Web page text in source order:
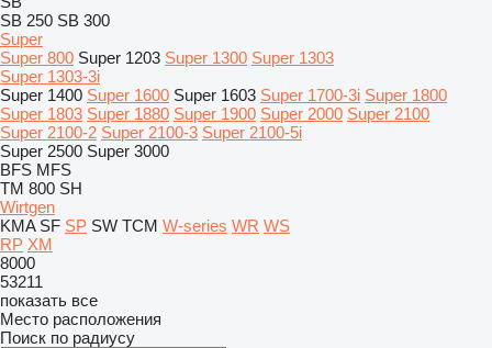
SB 250 SB 300
Super
Super 800 Super 1203 Super 1300 Super 1303
Super 1303-3i
Super 1400 Super 1600 Super 1603 Super 1700-3i Super 1800
Super 1803 Super 1880 Super 1900 Super 2000 Super 2100
Super 2100-2 Super 2100-3 Super 2100-5i
Super 2500 Super 3000
BFS MFS
TM 800 SH
Wirtgen
KMA SF SP SW TCM W-series WR WS
RP XM
8000
53211
показать все
Место расположения
Поиск по радиусу